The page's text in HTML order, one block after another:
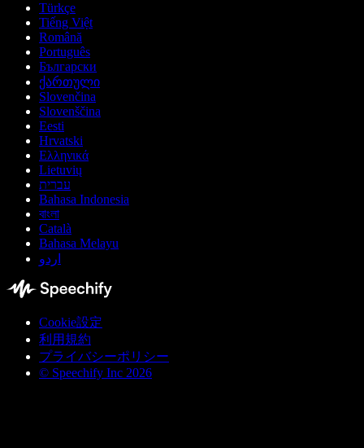
Türkçe
Tiếng Việt
Română
Português
Български
ქართული
Slovenčina
Slovenščina
Eesti
Hrvatski
Ελληνικά
Lietuvių
עברית
Bahasa Indonesia
বাংলা
Català
Bahasa Melayu
اردو
Cookie設定
利用規約
プライバシーポリシー
© Speechify Inc 2026